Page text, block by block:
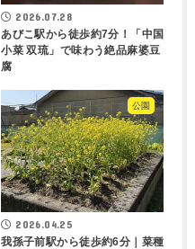
2026.07.28
あびこ駅から徒歩約7分！「中国
小菜 双琉」で味わう絶品麻婆豆
腐
公園
2026.04.25
我孫子前駅から徒歩約6分｜菜種